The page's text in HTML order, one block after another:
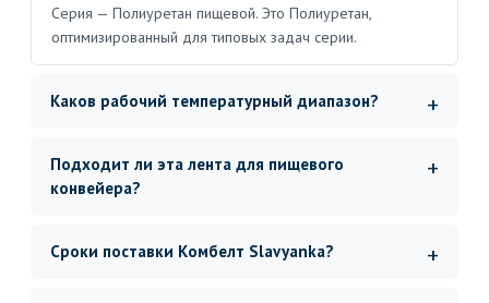
Серия — Полиуретан пищевой. Это Полиуретан,
оптимизированный для типовых задач серии.
Каков рабочий температурный диапазон?
Подходит ли эта лента для пищевого
конвейера?
Сроки поставки Комбелт Slavyanka?